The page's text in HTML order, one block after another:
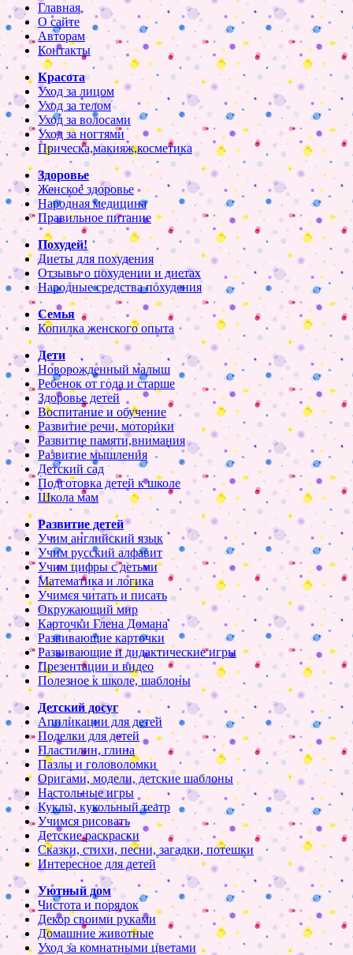
Главная
О сайте
Авторам
Контакты
Красота
Уход за лицом
Уход за телом
Уход за волосами
Уход за ногтями
Прическа,макияж,косметика
Здоровье
Женское здоровье
Народная медицина
Правильное питание
Похудей!
Диеты для похудения
Отзывы о похудении и диетах
Народные средства похудения
Семья
Копилка женского опыта
Дети
Новорожденный малыш
Ребенок от года и старше
Здоровье детей
Воспитание и обучение
Развитие речи, моторики
Развитие памяти,внимания
Развитие мышления
Детский сад
Подготовка детей к школе
Школа мам
Развитие детей
Учим английский язык
Учим русский алфавит
Учим цифры с детьми
Математика и логика
Учимся читать и писать
Окружающий мир
Карточки Глена Домана
Развивающие карточки
Развивающие и дидактические игры
Презентации и видео
Полезное к школе, шаблоны
Детский досуг
Аппликации для детей
Поделки для детей
Пластилин, глина
Пазлы и головоломки
Оригами, модели, детские шаблоны
Настольные игры
Куклы, кукольный театр
Учимся рисовать
Детские раскраски
Сказки, стихи, песни, загадки, потешки
Интересное для детей
Уютный дом
Чистота и порядок
Декор своими руками
Домашние животные
Уход за комнатными цветами